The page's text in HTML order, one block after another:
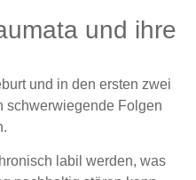
und ihre
und in den ersten zwei
schwerwiegende Folgen
labil werden, was